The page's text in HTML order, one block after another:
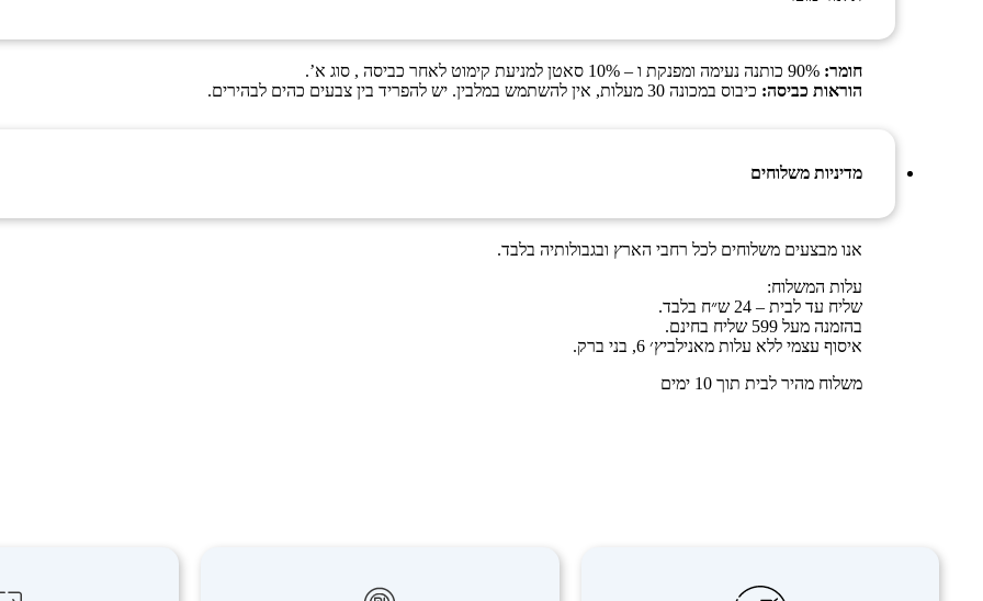
חומר:
הוראות כביסה: כיבוס במכונה 30 מעלות, אין להשתמש במלבין. יש להפריד בין צבעים כהים לבהירים.
מדיניות משלוחים
אנו מבצעים משלוחים לכל רחבי הארץ ובגבולותיה בלבד.
עלות המשלוח:
שליח עד לבית – 24 ש״ח בלבד.
בהזמנה מעל 599 שליח בחינם.
איסוף עצמי ללא עלות מאנילביץ׳ 6, בני ברק.
משלוח מהיר לבית תוך 10 ימים